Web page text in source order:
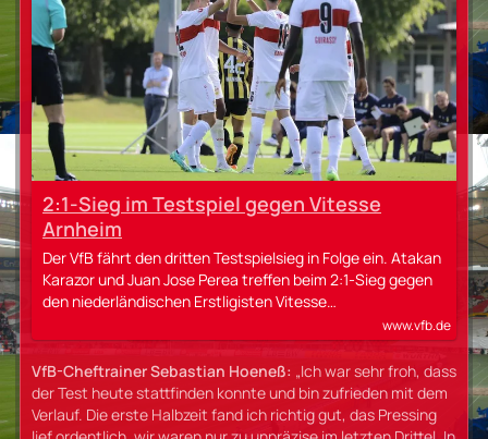
2:1-Sieg im Testspiel gegen Vitesse
Arnheim
Der VfB fährt den dritten Testspielsieg in Folge ein. Atakan
Karazor und Juan Jose Perea treffen beim 2:1-Sieg gegen
den niederländischen Erstligisten Vitesse…
www.vfb.de
VfB-Cheftrainer Sebastian Hoeneß: „Ich war sehr froh, dass
der Test heute stattfinden konnte und bin zufrieden mit dem
Verlauf. Die erste Halbzeit fand ich richtig gut, das Pressing